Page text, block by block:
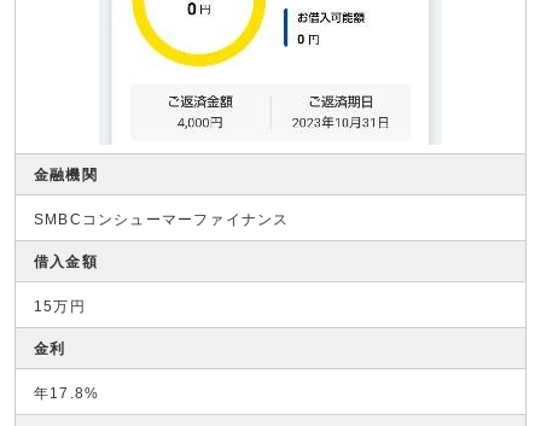
金融機関
SMBCコンシューマーファイナンス
借入金額
15万円
金利
年17.8%